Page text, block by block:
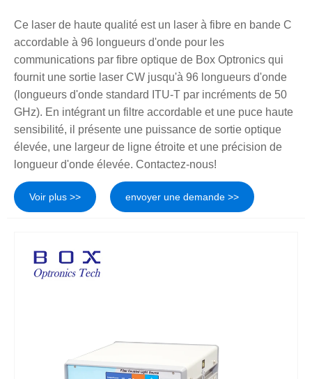
Ce laser de haute qualité est un laser à fibre en bande C
accordable à 96 longueurs d'onde pour les
communications par fibre optique de Box Optronics qui
fournit une sortie laser CW jusqu'à 96 longueurs d'onde
(longueurs d'onde standard ITU-T par incréments de 50
GHz). En intégrant un filtre accordable et une puce haute
sensibilité, il présente une puissance de sortie optique
élevée, une largeur de ligne étroite et une précision de
longueur d'onde élevée. Contactez-nous!
Voir plus >> envoyer une demande >>